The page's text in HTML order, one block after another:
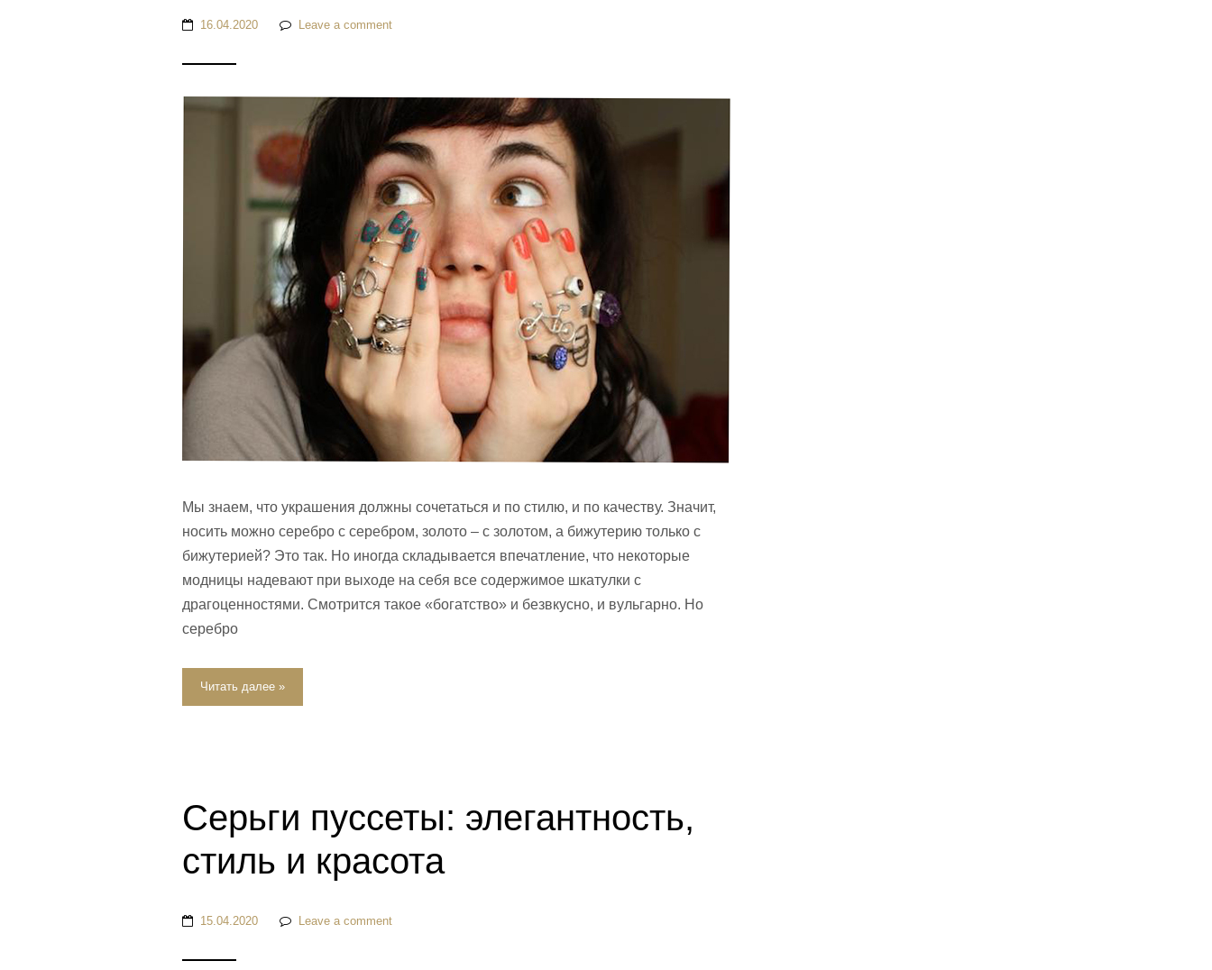
16.04.2020 Leave a comment
Мы знаем, что украшения должны сочетаться и по стилю, и по качеству. Значит,
носить можно серебро с серебром, золото – с золотом, а бижутерию только с
бижутерией? Это так. Но иногда складывается впечатление, что некоторые
модницы надевают при выходе на себя все содержимое шкатулки с
драгоценностями. Смотрится такое «богатство» и безвкусно, и вульгарно. Но
серебро
Читать далее »
Серьги пуссеты: элегантность,
стиль и красота
15.04.2020 Leave a comment